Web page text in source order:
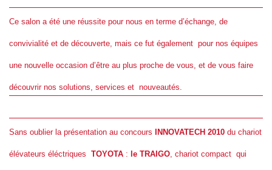
Ce salon a été une réussite pour nous en terme d’échange, de
convivialité et de découverte, mais ce fut également pour nos équipes
une nouvelle occasion d’être au plus proche de vous, et de vous faire
découvrir nos solutions, services et nouveautés.
Sans oublier la présentation au concours INNOVATECH 2010 du chariot
élévateurs éléctriques TOYOTA : le TRAIGO, chariot compact qui